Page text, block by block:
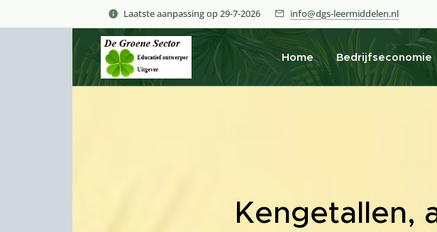
Laatste aanpassing op 29-7-2026 info@dgs-leermiddelen.nl
Home Bedrijfseconomie
Kengetallen,